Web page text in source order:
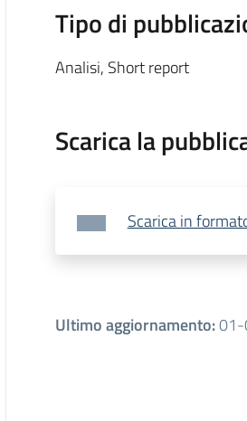
Tipo di
Analisi, Short report
Scarica la
Scarica in
Ultimo aggiornamento: